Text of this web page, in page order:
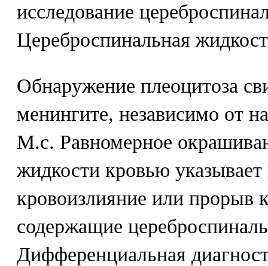
исследование
Цереброспинальная
Обнаружение плеоцитоза
менингите, независимо от
М.с. Равномерное
жидкости кровью указывает
кровоизлияние или прорыв
содержащие
Дифференциальная